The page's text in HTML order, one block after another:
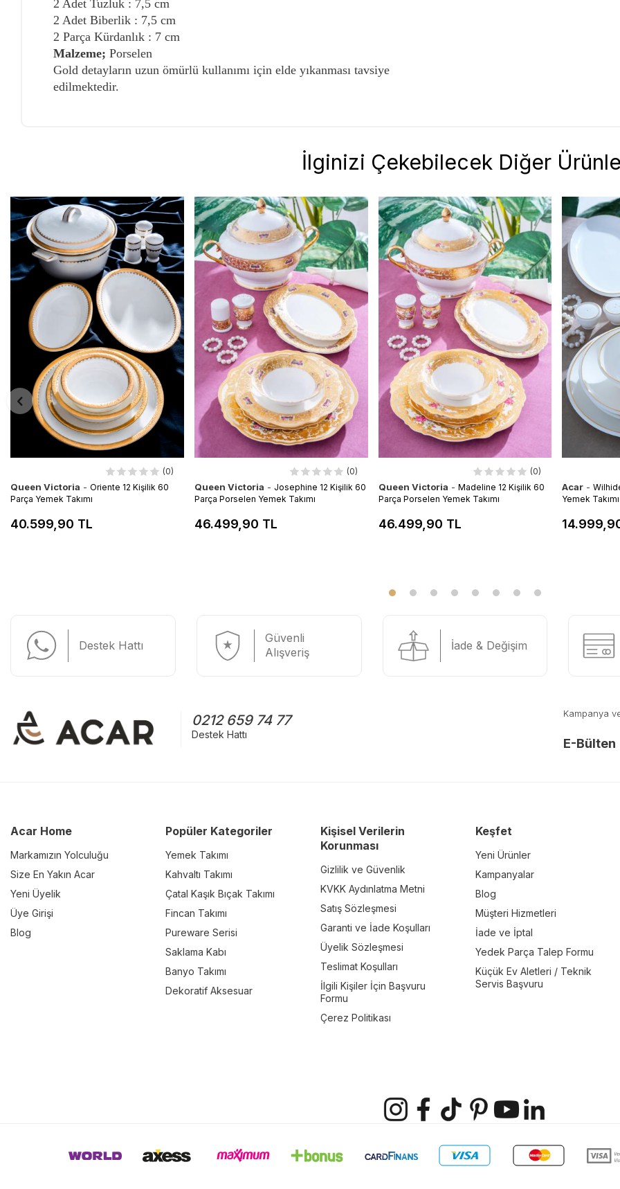
2 Adet Tuzluk : 7,5 cm
2 Adet Biberlik : 7,5 cm
2 Parça Kürdanlık : 7 cm
Malzeme; Porselen
Gold detayların uzun ömürlü kullanımı için elde yıkanması tavsiye
edilmektedir.
İlginizi Çekebilecek Diğer
(0)
Queen Victoria - Oriente 12 Kişilik 60
Parça Yemek Takımı
40.599,90 TL
(0)
Queen Victoria - Josephine 12 Kişilik 60
Parça Porselen Yemek Takımı
46.499,90 TL
(0)
Queen Victoria - Madeline 12 Kişilik 60
Parça Porselen Yemek Takımı
46.499,90 TL
Acar -
Yemek Takımı
Destek Hattı
Güvenli
Alışveriş
İade & Değişim
0212 659 74 77
Destek Hattı
Kampanya
E-Bülten
Acar Home
Markamızın Yolculuğu
Size En Yakın Acar
Yeni Üyelik
Üye Girişi
Blog
Popüler Kategoriler
Yemek Takımı
Kahvaltı Takımı
Çatal Kaşık Bıçak Takımı
Fincan Takımı
Pureware Serisi
Saklama Kabı
Banyo Takımı
Dekoratif Aksesuar
Kişisel Verilerin
Korunması
Gizlilik ve Güvenlik
KVKK Aydınlatma Metni
Satış Sözleşmesi
Garanti ve İade Koşulları
Üyelik Sözleşmesi
Teslimat Koşulları
İlgili Kişiler İçin Başvuru
Formu
Çerez Politikası
Keşfet
Yeni Ürünler
Kampanyalar
Blog
Müşteri Hizmetleri
İade ve İptal
Yedek Parça Talep Formu
Küçük Ev Aletleri / Teknik
Servis Başvuru